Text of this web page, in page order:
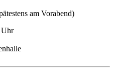
am Vorabend)
Uhr